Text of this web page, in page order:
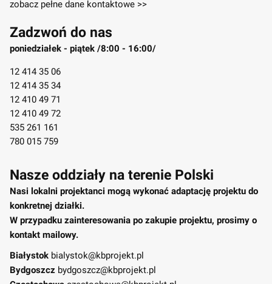
zobacz pełne dane kontaktowe >>
Zadzwoń do nas
poniedziałek - piątek /8:00 - 16:00/
12 414 35 06
12 414 35 34
12 410 49 71
12 410 49 72
535 261 161
780 015 759
Nasze oddziały na terenie Polski
Nasi lokalni projektanci mogą wykonać adaptację projektu do
konkretnej działki.
W przypadku zainteresowania po zakupie projektu, prosimy o
kontakt mailowy.
Białystok bialystok@kbprojekt.pl
Bydgoszcz bydgoszcz@kbprojekt.pl